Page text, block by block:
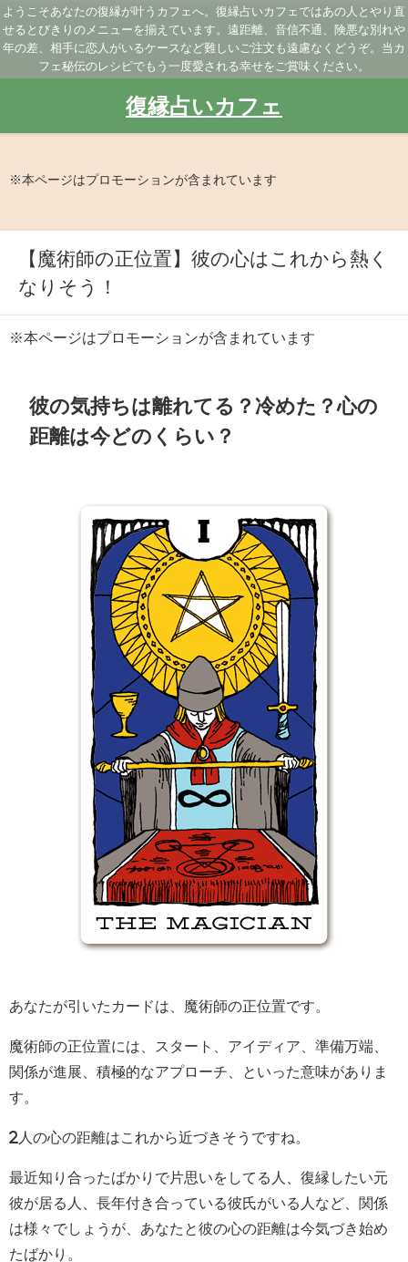
ようこそあなたの復縁が叶うカフェへ。復縁占いカフェではあの人とやり直
せるとびきりのメニューを揃えています。遠距離、音信不通、険悪な別れや
年の差、相手に恋人がいるケースなど難しいご注文も遠慮なくどうぞ。当カ
フェ秘伝のレシピでもう一度愛される幸せをご賞味ください。
復縁占いカフェ
※本ページはプロモーションが含まれています
【魔術師の正位置】彼の心はこれから熱く
なりそう！
※本ページはプロモーションが含まれています
彼の気持ちは離れてる？冷めた？心の
距離は今どのくらい？
あなたが引いたカードは、魔術師の正位置です。
魔術師の正位置には、スタート、アイディア、準備万端、
関係が進展、積極的なアプローチ、といった意味がありま
す。
2人の心の距離はこれから近づきそうですね。
最近知り合ったばかりで片思いをしてる人、復縁したい元
彼が居る人、長年付き合っている彼氏がいる人など、関係
は様々でしょうが、あなたと彼の心の距離は今気づき始め
たばかり。